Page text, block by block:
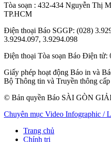
Tòa soạn : 432-434 Nguyễn Thị
TP.HCM
Điện thoại Báo SGGP: (028)
3.9294.097, 3.9294.098
Điện thoại Tòa soạn Báo Điện tử:
Giấy phép hoạt động Báo in và
Bộ Thông tin và Truyền thông
© Bản quyền Báo SÀI GÒN
Chuyên mục Video Infographic /
Trang chủ
Chính trị